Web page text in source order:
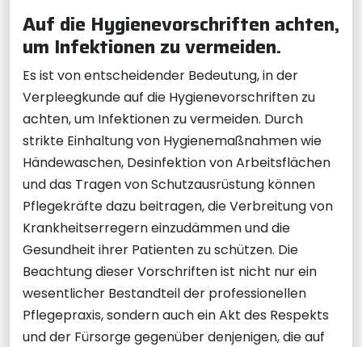
Auf die Hygienevorschriften achten,
um Infektionen zu vermeiden.
Es ist von entscheidender Bedeutung, in der
Verpleegkunde auf die Hygienevorschriften zu
achten, um Infektionen zu vermeiden. Durch
strikte Einhaltung von Hygienemaßnahmen wie
Händewaschen, Desinfektion von Arbeitsflächen
und das Tragen von Schutzausrüstung können
Pflegekräfte dazu beitragen, die Verbreitung von
Krankheitserregern einzudämmen und die
Gesundheit ihrer Patienten zu schützen. Die
Beachtung dieser Vorschriften ist nicht nur ein
wesentlicher Bestandteil der professionellen
Pflegepraxis, sondern auch ein Akt des Respekts
und der Fürsorge gegenüber denjenigen, die auf